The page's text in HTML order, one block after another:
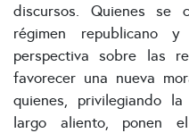
discursos. Quienes se
régimen republicano
perspectiva sobre las
favorecer una nueva
quienes, privilegiando
largo aliento, ponen